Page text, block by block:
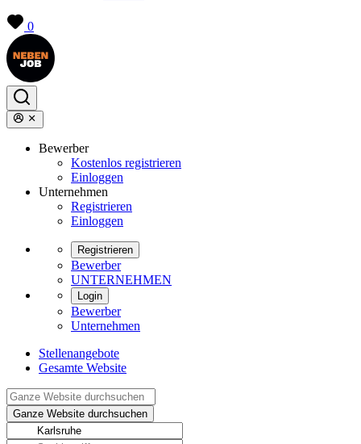
0
Bewerber
Kostenlos registrieren
Einloggen
Unternehmen
Registrieren
Einloggen
Registrieren
Bewerber
UNTERNEHMEN
Login
Bewerber
Unternehmen
Stellenangebote
Gesamte Website